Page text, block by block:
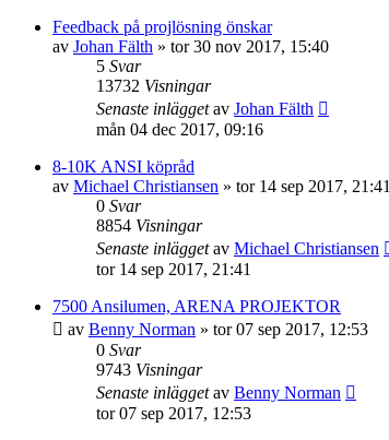
Feedback på projlösning önskar
av Johan Fälth » tor 30 nov 2017, 15:40
5 Svar
13732 Visningar
Senaste inläggetav Johan Fälth
mån 04 dec 2017, 09:16
8-10K ANSI köpråd
av Michael Christiansen » tor 14 sep 2017, 21:41
0 Svar
8854 Visningar
Senaste inläggetav Michael Christiansen
tor 14 sep 2017, 21:41
7500 Ansilumen, ARENA PROJEKTOR
av Benny Norman » tor 07 sep 2017, 12:53
0 Svar
9743 Visningar
Senaste inläggetav Benny Norman
tor 07 sep 2017, 12:53